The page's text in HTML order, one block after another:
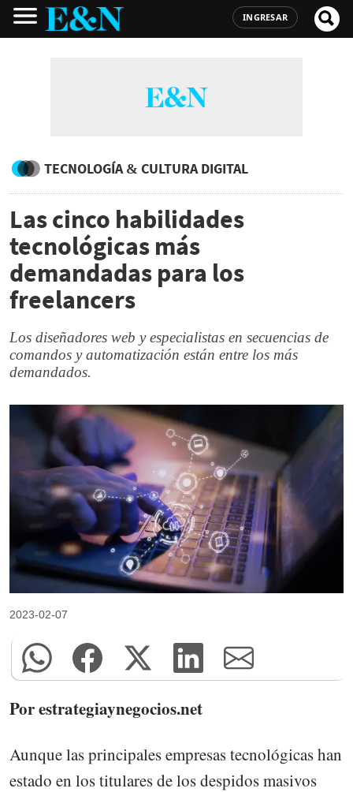
INGRESAR
TECNOLOGÍA & CULTURA DIGITAL
Las cinco habilidades
tecnológicas más
demandadas para los
freelancers
Los diseñadores web y especialistas en secuencias de
comandos y automatización están entre los más
demandados.
2023-02-07
Por estrategiaynegocios.net
Aunque las principales empresas tecnológicas han
estado en los titulares de los despidos masivos